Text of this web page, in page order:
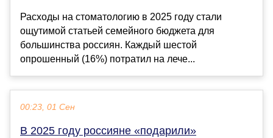
Расходы на стоматологию в 2025 году стали
ощутимой статьей семейного бюджета для
большинства россиян. Каждый шестой
опрошенный (16%) потратил на лече...
00:23, 01 Сен
В 2025 году россияне «подарили»